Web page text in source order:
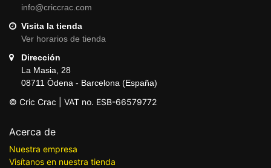
info@criccrac.com
Visita la tienda
Ver horarios de tienda
Dirección
La Masia, 28
08711 Òdena - Barcelona (España)
© Cric Crac | VAT no. ESB-66579772
Acerca de
Nuestra empresa
Visítanos en nuestra tienda